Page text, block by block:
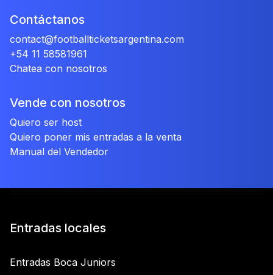
Contáctanos
contact@footballticketsargentina.com
+54 11 58581961
Chatea con nosotros
Vende con nosotros
Quiero ser host
Quiero poner mis entradas a la venta
Manual del Vendedor
Entradas locales
Entradas Boca Juniors